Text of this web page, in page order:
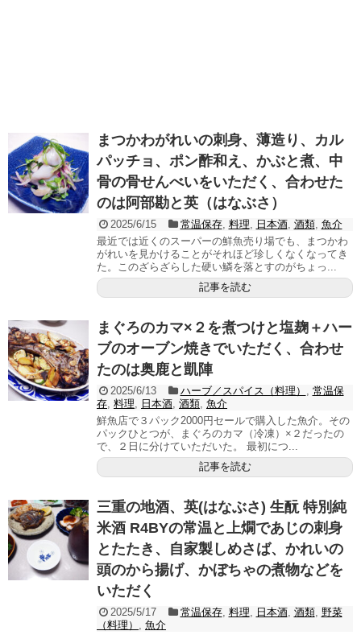
まつかわがれいの刺身、薄造り、カル
パッチョ、ポン酢和え、かぶと煮、中
骨の骨せんべいをいただく、合わせた
のは阿部勘と英（はなぶさ）
2025/6/15 常温保存, 料理, 日本酒, 酒類, 魚介
最近では近くのスーパーの鮮魚売り場でも、まつかわ
がれいを見かけることがそれほど珍しくなくなってき
た。このざらざらした硬い鱗を落とすのがちょっ...
記事を読む
まぐろのカマ×２を煮つけと塩麹＋ハー
ブのオーブン焼きでいただく、合わせ
たのは奥鹿と凱陣
2025/6/13 ハーブ／スパイス（料理） , 常温保
存, 料理, 日本酒, 酒類, 魚介
鮮魚店で３パック2000円セールで購入した魚介。その
パックひとつが、まぐろのカマ（冷凍）×２だったの
で、２日に分けていただいた。 最初につ...
記事を読む
三重の地酒、英(はなぶさ) 生酛 特別純
米酒 R4BYの常温と上燗であじの刺身
とたたき、自家製しめさば、かれいの
頭のから揚げ、かぼちゃの煮物などを
いただく
2025/5/17 常温保存, 料理, 日本酒, 酒類, 野菜
（料理） , 魚介